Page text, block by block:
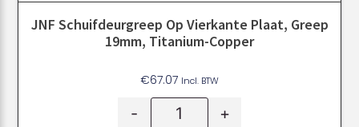
JNF Schuifdeurgreep Op Vierkante Plaat, Greep
19mm, Titanium-Copper
€67.07 Incl. BTW
- +